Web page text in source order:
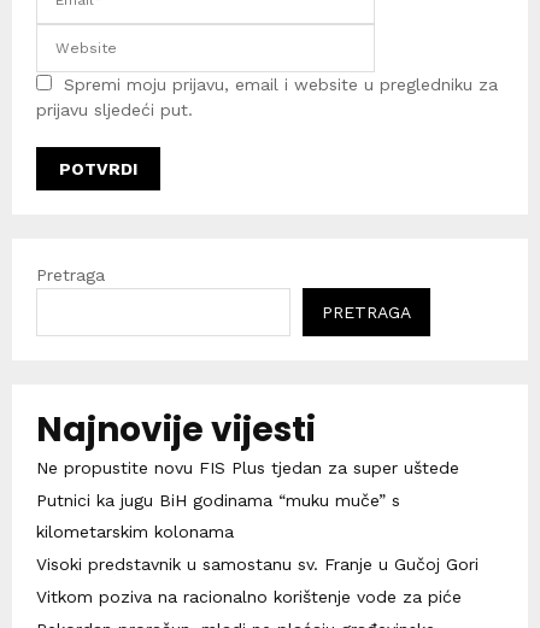
Spremi moju prijavu, email i website u pregledniku za
prijavu sljedeći put.
Pretraga
PRETRAGA
Najnovije vijesti
Ne propustite novu FIS Plus tjedan za super uštede
Putnici ka jugu BiH godinama “muku muče” s
kilometarskim kolonama
Visoki predstavnik u samostanu sv. Franje u Gučoj Gori
Vitkom poziva na racionalno korištenje vode za piće